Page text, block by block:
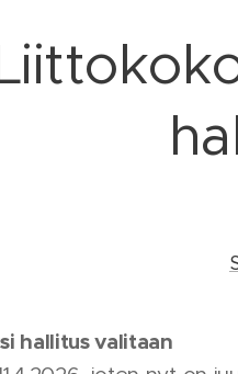
hallitusvalitaan